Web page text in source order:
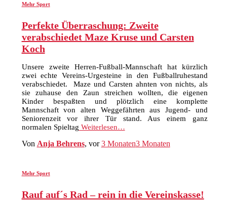
Mehr Sport
Perfekte Überraschung: Zweite
verabschiedet Maze Kruse und Carsten
Koch
Unsere zweite Herren-Fußball-Mannschaft hat kürzlich
zwei echte Vereins-Urgesteine in den Fußballruhestand
verabschiedet. Maze und Carsten ahnten von nichts, als
sie zuhause den Zaun streichen wollten, die eigenen
Kinder bespaßten und plötzlich eine komplette
Mannschaft von alten Weggefährten aus Jugend- und
Seniorenzeit vor ihrer Tür stand. Aus einem ganz
normalen Spieltag Weiterlesen…
Von Anja Behrens, vor3 Monaten3 Monaten
Mehr Sport
Rauf auf´s Rad – rein in die Vereinskasse!